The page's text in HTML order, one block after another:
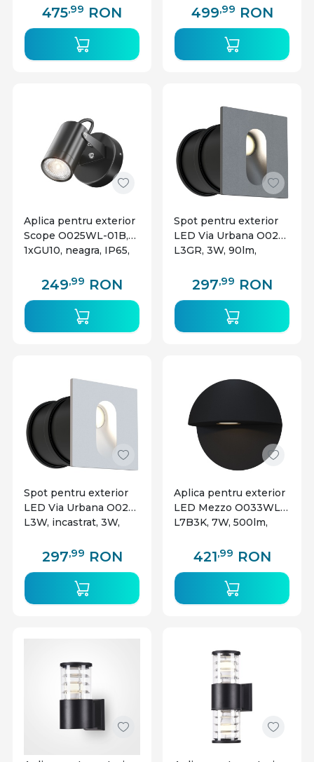
475,99 RON 499,99 RON
Aplica pentru exterior
Scope O025WL-01B,
1xGU10, neagra, IP65,
249,99 RON
Spot pentru exterior
LED Via Urbana O022-
L3GR, 3W, 90lm,
gri, Maytoni
297,99 RON
Spot pentru exterior
LED Via Urbana O022-
L3W, incastrat, 3W,
IP44, alb, Maytoni
297,99 RON
Aplica pentru exterior
LED Mezzo O033WL-
L7B3K, 7W, 500lm,
neagra, Maytoni
421,99 RON